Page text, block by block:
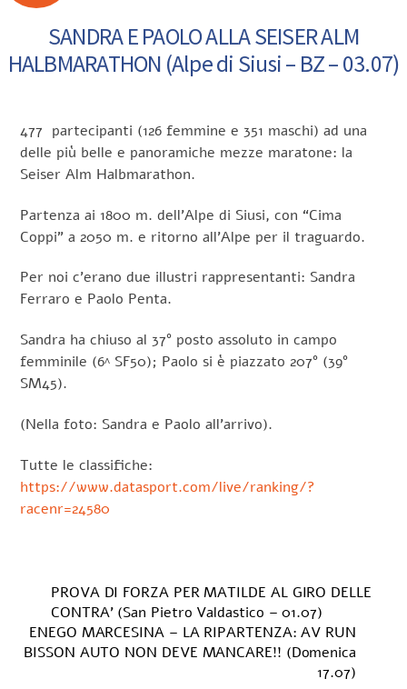
SANDRA E PAOLO ALLA SEISER ALM
HALBMARATHON (Alpe di Siusi – BZ – 03.07)
477 partecipanti (126 femmine e 351 maschi) ad una
delle più belle e panoramiche mezze maratone: la
Seiser Alm Halbmarathon.
Partenza ai 1800 m. dell’Alpe di Siusi, con “Cima
Coppi” a 2050 m. e ritorno all’Alpe per il traguardo.
Per noi c’erano due illustri rappresentanti: Sandra
Ferraro e Paolo Penta.
Sandra ha chiuso al 37° posto assoluto in campo
femminile (6^ SF50); Paolo si è piazzato 207° (39°
SM45).
(Nella foto: Sandra e Paolo all’arrivo).
Tutte le classifiche:
https://www.datasport.com/live/ranking/?
racenr=24580
PROVA DI FORZA PER MATILDE AL GIRO DELLE
CONTRA’ (San Pietro Valdastico – 01.07)
ENEGO MARCESINA – LA RIPARTENZA: AV RUN
BISSON AUTO NON DEVE MANCARE!! (Domenica
17.07)